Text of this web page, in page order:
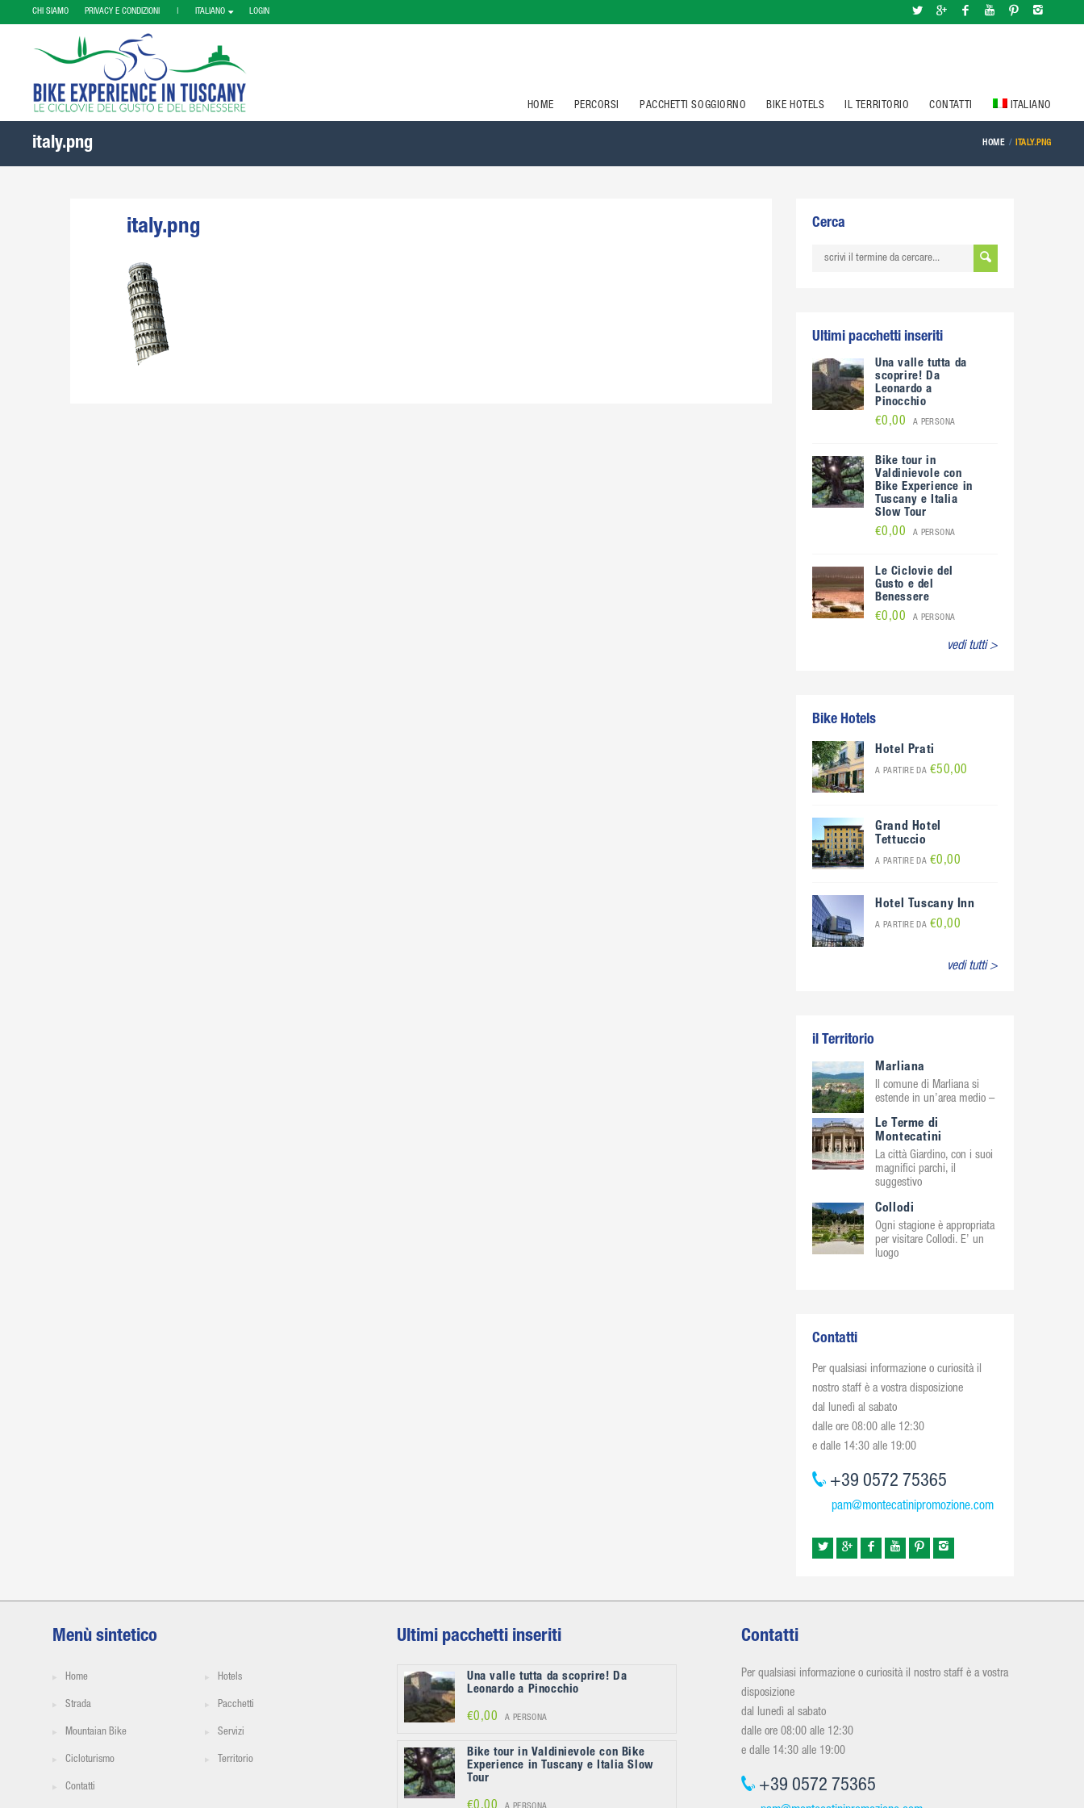
CHI SIAMO PRIVACY E CONDIZIONI | ITALIANO LOGIN
HOME PERCORSI PACCHETTI SOGGIORNO BIKE HOTELS IL TERRITORIO CONTATTI ITALIANO
italy.png HOME ITALY.PNG
italy.png Cerca
Ultimi pacchetti inseriti
Una valle tutta da
scoprire! Da
Leonardo a
Pinocchio
€0,00 A PERSONA
Bike tour in
Valdinievole con
Bike Experience in
Tuscany e Italia
Slow Tour
€0,00 A PERSONA
Le Ciclovie del
Gusto e del
Benessere
€0,00 A PERSONA
vedi tutti >
Bike Hotels
Hotel Prati
A PARTIRE DA €50,00
Grand Hotel
Tettuccio
A PARTIRE DA €0,00
Hotel Tuscany Inn
A PARTIRE DA €0,00
vedi tutti >
il Territorio
Marliana
Il comune di Marliana si
estende in un’area medio –
Le Terme di
Montecatini
La città Giardino, con i suoi
magnifici parchi, il
suggestivo
Collodi
Ogni stagione è appropriata
per visitare Collodi. E’ un
luogo
Contatti
Per qualsiasi informazione o curiosità il
nostro staff è a vostra disposizione
dal lunedì al sabato
dalle ore 08:00 alle 12:30
e dalle 14:30 alle 19:00
+39 0572 75365
pam@montecatinipromozione.com
Menù sintetico
Home Hotels
Strada Pacchetti
Mountaian Bike Servizi
Cicloturismo Territorio
Contatti
Ultimi pacchetti inseriti
Una valle tutta da scoprire! Da
Leonardo a Pinocchio
€0,00 A PERSONA
Bike tour in Valdinievole con Bike
Experience in Tuscany e Italia Slow
Tour
Contatti
Per qualsiasi informazione o curiosità il nostro staff è a vostra
disposizione
dal lunedì al sabato
dalle ore 08:00 alle 12:30
e dalle 14:30 alle 19:00
+39 0572 75365